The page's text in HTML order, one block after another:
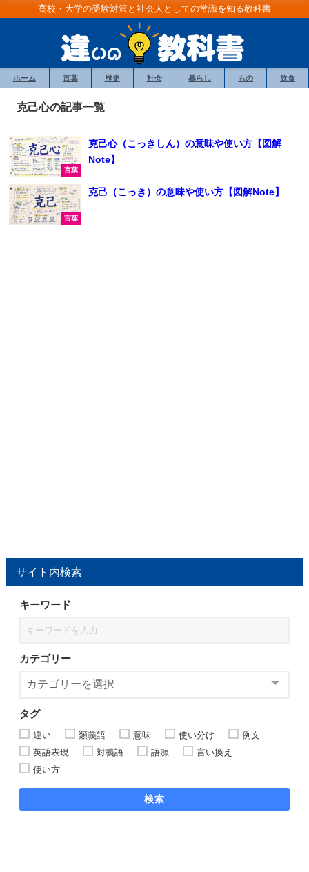
高校・大学の受験対策と社会人としての常識を知る教科書
ホーム 言葉 歴史 社会 暮らし もの 飲食
克己心の記事一覧
言葉
克己心（こっきしん）の意味や使い方【図解
Note】
言葉
克己（こっき）の意味や使い方【図解Note】
サイト内検索
キーワード
カテゴリー
タグ
違い 類義語 意味 使い分け
例文
英語表現
対義語 語源
言い換え
使い方
検索